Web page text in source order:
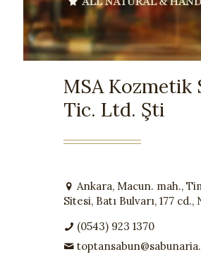
MSA Kozmetik
Tic. Ltd. Şti
Ankara, Macun. mah.,
Sitesi, Batı Bulvarı, 177 cd.,
(0543) 923 1370